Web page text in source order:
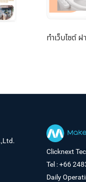
ทำเว็บไซต์
Clicknext
Tel : +66
Daily